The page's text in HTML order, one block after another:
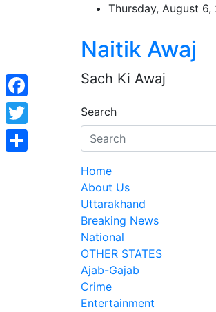
Thursday, August 6,
Naitik Awaj
Sach Ki Awaj
Search
Home
About Us
Uttarakhand
Breaking News
National
OTHER STATES
Ajab-Gajab
Crime
Entertainment
Facebook
Twitter